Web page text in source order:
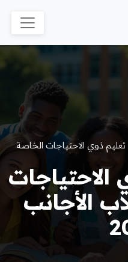
تعليم ذوي الاحتياجات الخاصة
الأجانب